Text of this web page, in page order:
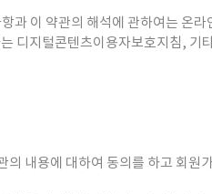
과 이 약관의 해석에 관하여는 온
디지털콘텐츠이용자보호지침, 기
내용에 대하여 동의를 하고 회원